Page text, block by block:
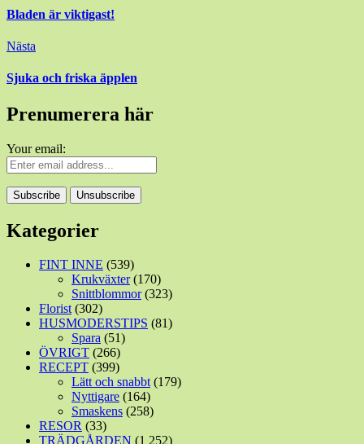
Bladen är viktigast!
Nästa
Sjuka och friska äpplen
Prenumerera här
Your email:
Kategorier
FINT INNE (539)
Krukväxter(170)
Snittblommor(323)
Florist(302)
HUSMODERSTIPS (81)
Spara (51)
ÖVRIGT (266)
RECEPT (399)
Lätt och snabbt(179)
Nyttigare (164)
Smaskens (258)
RESOR (33)
TRÄDGÅRDEN (1 252)